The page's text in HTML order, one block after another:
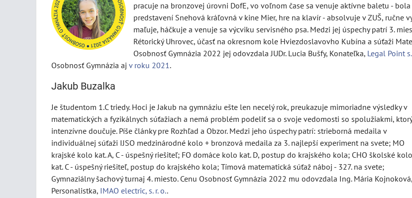
pracuje na bronzovej úrovni DofE, vo voľnom čase sa venuje aktívne baletu -
predstavení Snehová kráľovná v kine Mier, hre na klavír - absolvuje v ZUŠ, ručne
maľuje, háčkuje a venuje sa výcviku servisného psa. Medzi jej úspechy patrí 3.
Rétorický Uhrovec, účasť na okresnom kole Hviezdoslavovho Kubína a súťaži
Osobnosť Gymnázia 2022 jej odovzdala JUDr. Lucia Bušfy, Konateľka, Legal Point
Osobnosť Gymnázia aj v roku 2021.
Jakub Buzalka
Je študentom 1.C triedy. Hoci je Jakub na gymnáziu ešte len necelý rok, preukazuje mimoriadne výsledky v
matematických a fyzikálnych súťažiach a nemá problém podeliť sa o svoje vedomosti so spolužiakmi,
intenzívne doučuje. Píše články pre Rozhľad a Obzor. Medzi jeho úspechy patrí: strieborná medaila v
individuálnej súťaži IJSO medzinárodné kolo + bronzová medaila za 3. najlepší experiment na svete; MO
krajské kolo kat. A, C - úspešný riešiteľ; FO domáce kolo kat. D, postup do krajského kola; CHO školské kolo
kat. C - úspešný riešiteľ, postup do krajského kola; Tímová matematická súťaž náboj - 327. na svete;
Gymnaziálny šachový turnaj 4. miesto. Cenu Osobnosť Gymnázia 2022 mu odovzdala Ing. Mária Kojnoková,
Personalistka, IMAO electric, s. r. o..